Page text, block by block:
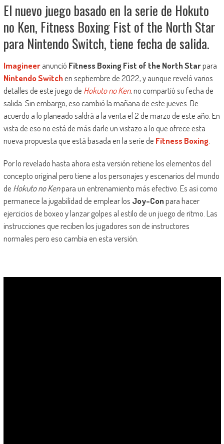
El nuevo juego basado en la serie de Hokuto
no Ken, Fitness Boxing Fist of the North Star
para Nintendo Switch, tiene fecha de salida.
Imagineeranunció Fitness Boxing Fist of the North Starpara
Nintendo Switchen septiembre de 2022, y aunque reveló varios
detalles de este juego de Hokuto no Ken, no compartió su fecha de
salida. Sin embargo, eso cambió la mañana de este jueves. De
acuerdo a lo planeado saldrá a la venta el 2 de marzo de este año. En
vista de eso no está de más darle un vistazo a lo que ofrece esta
nueva propuesta que está basada en la serie de Fitness Boxing.
Por lo revelado hasta ahora esta versión retiene los elementos del
concepto original pero tiene a los personajes y escenarios del mundo
de Hokuto no Kenpara un entrenamiento más efectivo. Es así como
permanece la jugabilidad de emplear los Joy-Conpara hacer
ejercicios de boxeo y lanzar golpes al estilo de un juego de ritmo. Las
instrucciones que reciben los jugadores son de instructores
normales pero eso cambia en esta versión.